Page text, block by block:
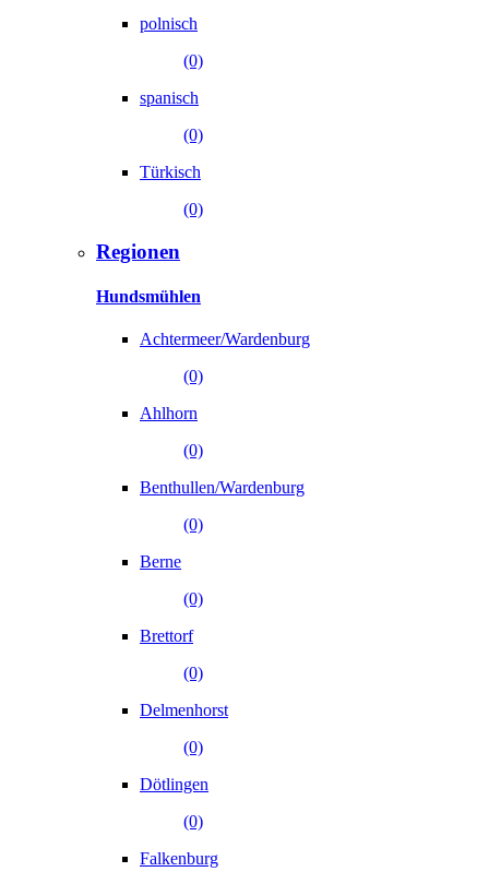
polnisch
(0)
spanisch
(0)
Türkisch
(0)
Regionen
Hundsmühlen
Achtermeer/Wardenburg
(0)
Ahlhorn
(0)
Benthullen/Wardenburg
(0)
Berne
(0)
Brettorf
(0)
Delmenhorst
(0)
Dötlingen
(0)
Falkenburg